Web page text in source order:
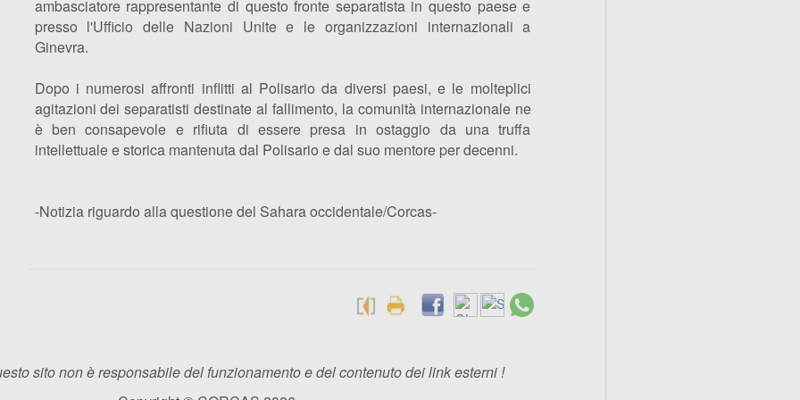
ambasciatore rappresentante di questo fronte separatista in questo paese e
presso l'Ufficio delle Nazioni Unite e le organizzazioni internazionali a
Ginevra.
Dopo i numerosi affronti inflitti al Polisario da diversi paesi, e le molteplici
agitazioni dei separatisti destinate al fallimento, la comunità internazionale ne
è ben consapevole e rifiuta di essere presa in ostaggio da una truffa
intellettuale e storica mantenuta dal Polisario e dal suo mentore per decenni.
-Notizia riguardo alla questione del Sahara occidentale/Corcas-
sito non è responsabile del funzionamento e del contenuto dei link esterni !